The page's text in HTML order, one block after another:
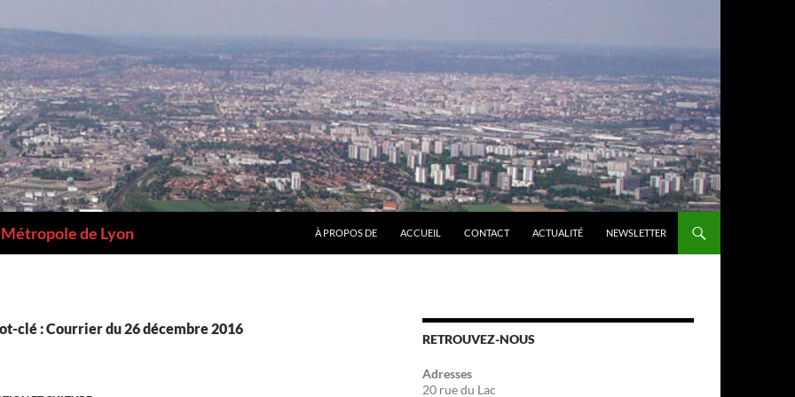
de Lyon À PROPOS DE ACCUEIL CONTACT ACTUALITÉ NEWSLETTER
clé : Courrier du 26 décembre 2016
RETROUVEZ-NOUS
Adresses
20 rue du Lac